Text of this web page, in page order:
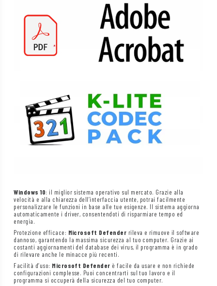
Windows 10: il miglior sistema operativo sul mercato. Grazie alla
velocità e alla chiarezza dell’interfaccia utente, potrai facilmente
personalizzare le funzioni in base alle tue esigenze. Il sistema aggiorna
automaticamente i driver, consentendoti di risparmiare tempo ed
energia.
Protezione efficace: Microsoft Defender rileva e rimuove il software
dannoso, garantendo la massima sicurezza al tuo computer. Grazie ai
costanti aggiornamenti del database dei virus, il programma è in grado
di rilevare anche le minacce più recenti.
Facilità d’uso: Microsoft Defender è facile da usare e non richiede
configurazioni complesse. Puoi concentrarti sul tuo lavoro e il
programma si occuperà della sicurezza del tuo computer.